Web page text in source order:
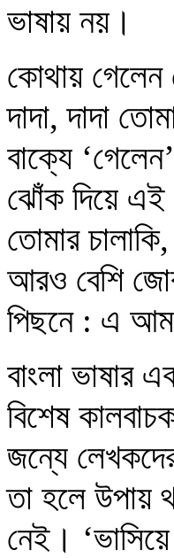
ভাষায় নয়।
কোথায় গেলেন
দাদা, দাদা
বাক্যে
ঝোঁক দিয়ে এই
তোমার
আরও বেশি
পিছনে : এ
বাংলা ভাষার
বিশেষ
জন্যে
তা হলে উপায়
নেই। ‘ভাসিয়ে